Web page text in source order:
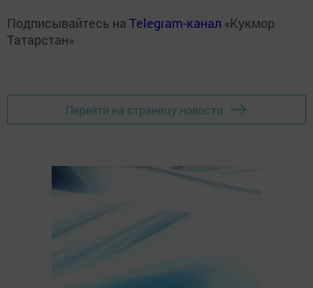
Подписывайтесь на Telegram-канал «Кукмор
Татарстан»
Перейти на страницу новости